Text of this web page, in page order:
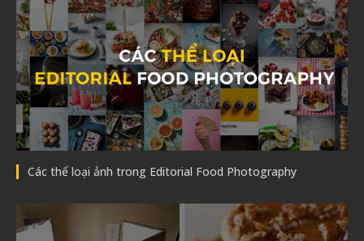
Các thể loại ảnh trong Editorial Food Photography